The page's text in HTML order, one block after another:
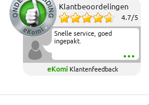
Klantbeoordelingen
4.7/5
Snelle service, goed
ingepakt.
eKomi Klantenfeedback